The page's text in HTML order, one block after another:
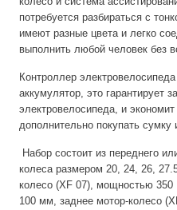
потребуется разбираться с
имеют разные цвета и легко
выполнить любой человек без
Контроллер
аккумулятор, это гарантирует
электровелосипеда, и
дополнительно покупать
Набор состоит из переднего
колеса размером 20, 24, 26,
колесо (XF 07), мощностью
100 мм, заднее мотор-колесо